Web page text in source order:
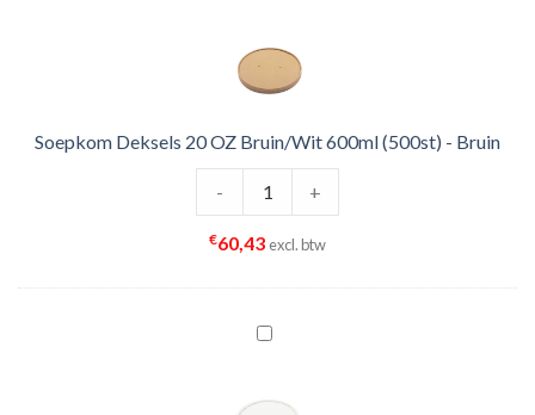
Soepkom Deksels 20 OZ Bruin/Wit 600ml (500st) - Bruin
- +
€60,43 excl. btw